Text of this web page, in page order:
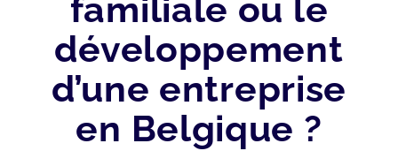
familiale ou le
développement
d’une entreprise
en Belgique ?